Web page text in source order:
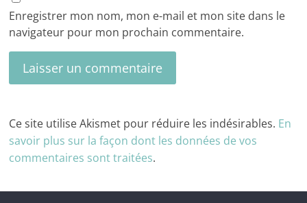
Enregistrer mon nom, mon e-mail et mon site dans le
navigateur pour mon prochain commentaire.
Ce site utilise Akismet pour réduire les indésirables. En
savoir plus sur la façon dont les données de vos
commentaires sont traitées.